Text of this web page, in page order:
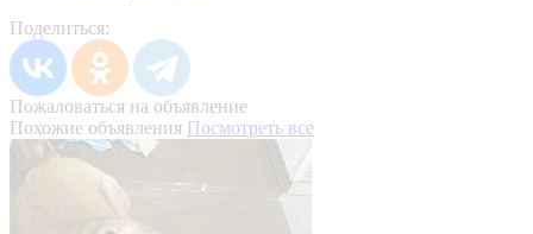
Поделиться:
Пожаловаться на объявление
Похожие объявления Посмотреть все